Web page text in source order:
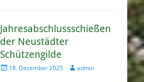
Jahresabschlussschießen
der Neustädter
Schützengilde
Veröffentlicht
18. Dezember 2025 Autoradmin